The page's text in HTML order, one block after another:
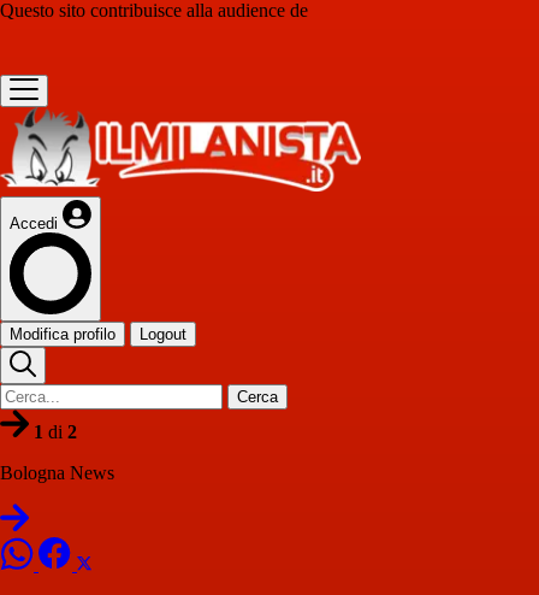
Questo sito contribuisce alla audience de
Accedi
Modifica profilo Logout
Cerca
1 di 2
Bologna News